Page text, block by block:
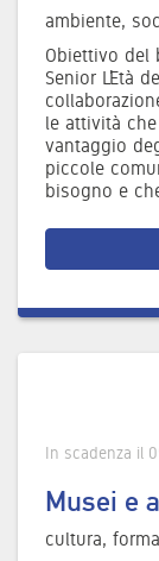
ambiente,
Obiettivo del
Senior L’Età
le attività che
vantaggio
piccole
bisogno e
In scadenza il
Musei e
cultura,